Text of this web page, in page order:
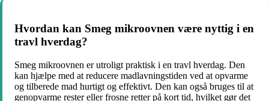
Hvordan kan Smeg mikroovnen være nyttig i en
travl hverdag?
Smeg mikroovnen er utroligt praktisk i en travl hverdag. Den
kan hjælpe med at reducere madlavningstiden ved at opvarme
og tilberede mad hurtigt og effektivt. Den kan også bruges til at
genopvarme rester eller frosne retter på kort tid, hvilket gør det